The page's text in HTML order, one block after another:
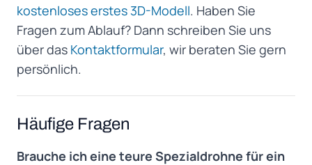
kostenloses erstes 3D-Modell. Haben Sie
Fragen zum Ablauf? Dann schreiben Sie uns
über das Kontaktformular, wir beraten Sie gern
persönlich.
Häufige Fragen
Brauche ich eine teure Spezialdrohne für ein